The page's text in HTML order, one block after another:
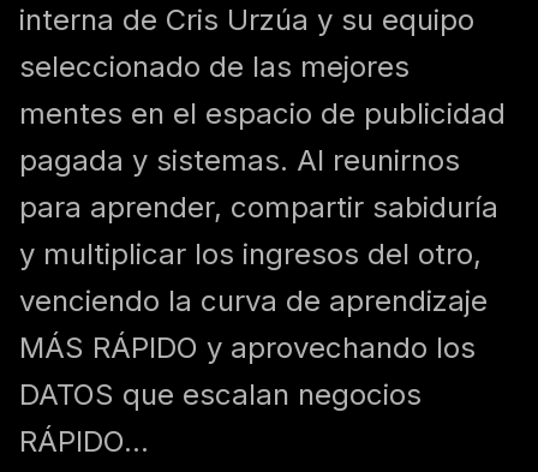
interna de Cris Urzúa y su equipo
seleccionado de las mejores
mentes en el espacio de publicidad
pagada y sistemas. Al reunirnos
para aprender, compartir sabiduría
y multiplicar los ingresos del otro,
venciendo la curva de aprendizaje
MÁS RÁPIDO y aprovechando los
DATOS que escalan negocios
RÁPIDO...